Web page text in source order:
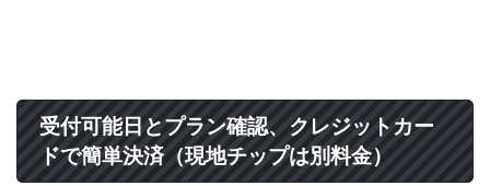
受付可能日とプラン確認、クレジットカー
ドで簡単決済（現地チップは別料金）